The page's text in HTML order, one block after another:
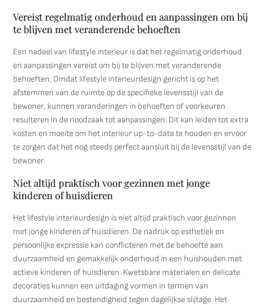
Vereist regelmatig onderhoud en aanpassingen om bij
te blijven met veranderende behoeften
Een nadeel van lifestyle interieur is dat het regelmatig onderhoud
en aanpassingen vereist om bij te blijven met veranderende
behoeften. Omdat lifestyle interieurdesign gericht is op het
afstemmen van de ruimte op de specifieke levensstijl van de
bewoner, kunnen veranderingen in behoeften of voorkeuren
resulteren in de noodzaak tot aanpassingen. Dit kan leiden tot extra
kosten en moeite om het interieur up-to-date te houden en ervoor
te zorgen dat het nog steeds perfect aansluit bij de levensstijl van de
bewoner.
Niet altijd praktisch voor gezinnen met jonge
kinderen of huisdieren
Het lifestyle interieurdesign is niet altijd praktisch voor gezinnen
met jonge kinderen of huisdieren. De nadruk op esthetiek en
persoonlijke expressie kan conflicteren met de behoefte aan
duurzaamheid en gemakkelijk onderhoud in een huishouden met
actieve kinderen of huisdieren. Kwetsbare materialen en delicate
decoraties kunnen een uitdaging vormen in termen van
duurzaamheid en bestendigheid tegen dagelijkse slijtage. Het